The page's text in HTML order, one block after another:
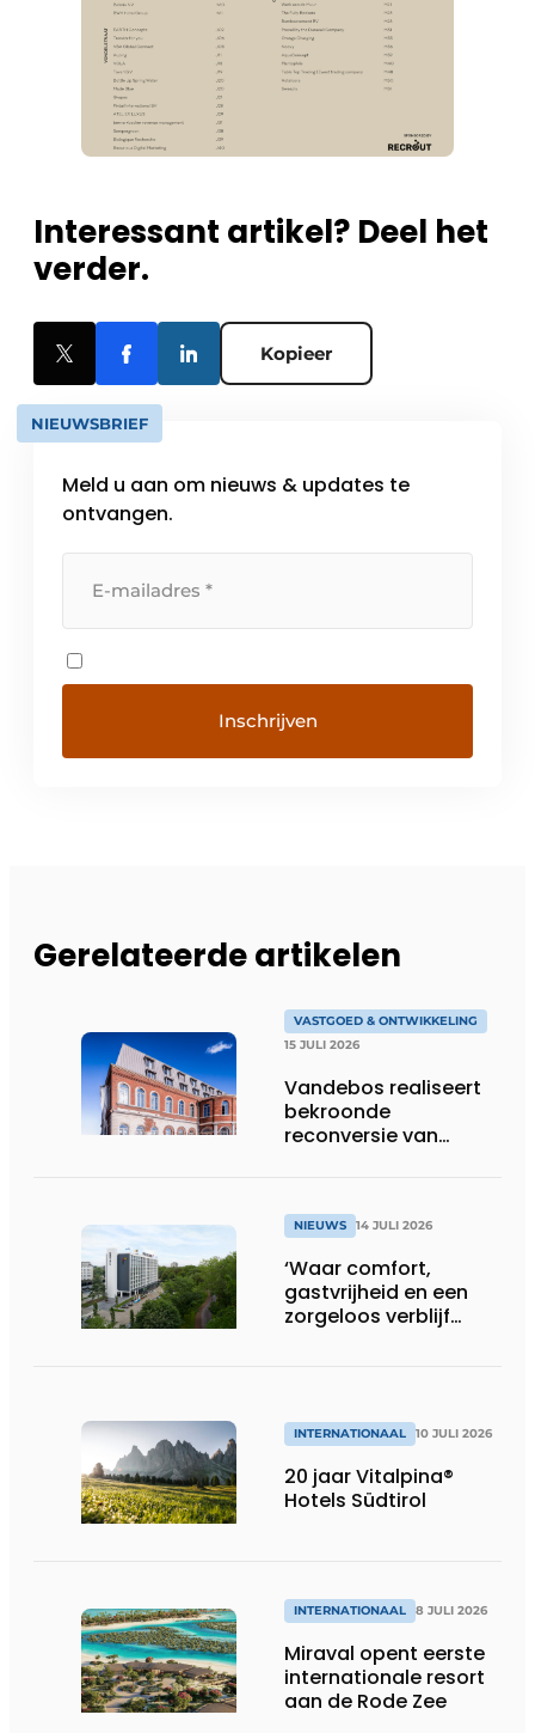
Interessant artikel? Deel het
verder.
Kopieer
NIEUWSBRIEF
Meld u aan om nieuws & updates te
ontvangen.
Gerelateerde artikelen
VASTGOED & ONTWIKKELING
15 JULI 2026
Vandebos realiseert
bekroonde
reconversie van
NIEUWS 14 JULI 2026
‘Waar comfort,
gastvrijheid en een
zorgeloos verblijf
INTERNATIONAAL 10 JULI 2026
20 jaar Vitalpina®
Hotels Südtirol
INTERNATIONAAL 8 JULI 2026
Miraval opent eerste
internationale resort
aan de Rode Zee